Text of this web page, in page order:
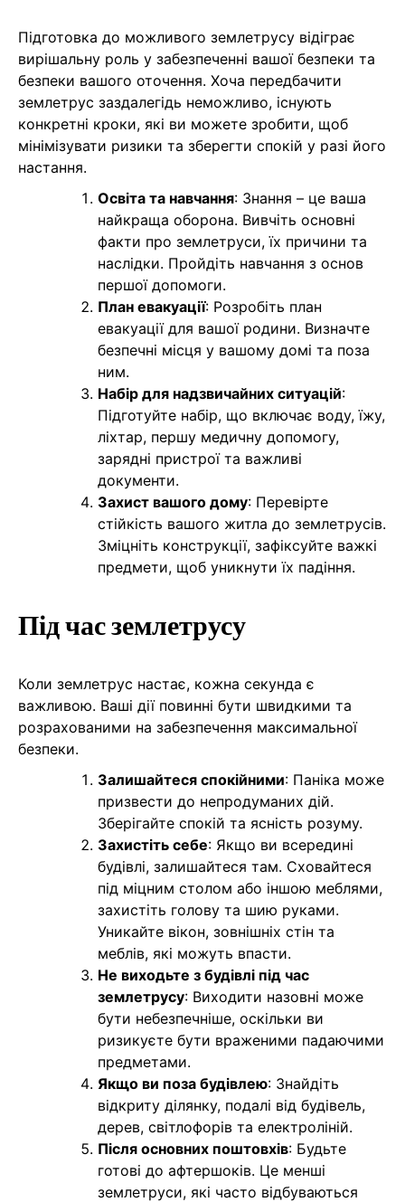
Підготовка до можливого землетрусу відіграє
вирішальну роль у забезпеченні вашої безпеки та
безпеки вашого оточення. Хоча передбачити
землетрус заздалегідь неможливо, існують
конкретні кроки, які ви можете зробити, щоб
мінімізувати ризики та зберегти спокій у разі його
настання.
Освіта та навчання: Знання – це ваша
найкраща оборона. Вивчіть основні
факти про землетруси, їх причини та
наслідки. Пройдіть навчання з основ
першої допомоги.
План евакуації: Розробіть план
евакуації для вашої родини. Визначте
безпечні місця у вашому домі та поза
ним.
Набір для надзвичайних ситуацій:
Підготуйте набір, що включає воду, їжу,
ліхтар, першу медичну допомогу,
зарядні пристрої та важливі
документи.
Захист вашого дому: Перевірте
стійкість вашого житла до землетрусів.
Зміцніть конструкції, зафіксуйте важкі
предмети, щоб уникнути їх падіння.
Під час землетрусу
Коли землетрус настає, кожна секунда є
важливою. Ваші дії повинні бути швидкими та
розрахованими на забезпечення максимальної
безпеки.
Залишайтеся спокійними: Паніка може
призвести до непродуманих дій.
Зберігайте спокій та ясність розуму.
Захистіть себе: Якщо ви всередині
будівлі, залишайтеся там. Сховайтеся
під міцним столом або іншою меблями,
захистіть голову та шию руками.
Уникайте вікон, зовнішніх стін та
меблів, які можуть впасти.
Не виходьте з будівлі під час
землетрусу: Виходити назовні може
бути небезпечніше, оскільки ви
ризикуєте бути враженими падаючими
предметами.
Якщо ви поза будівлею: Знайдіть
відкриту ділянку, подалі від будівель,
дерев, світлофорів та електроліній.
Після основних поштовхів: Будьте
готові до афтершоків. Це менші
землетруси, які часто відбуваються